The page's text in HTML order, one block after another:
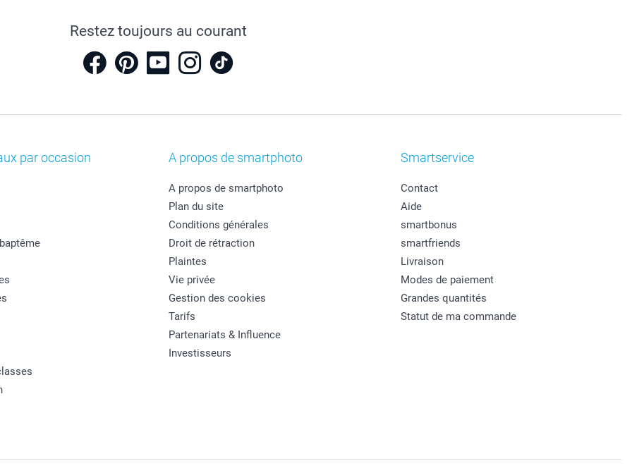
Restez toujours au courant
par occasion A propos de smartphoto
A propos de smartphoto
Plan du site
Conditions générales
Droit de rétraction
Plaintes
Vie privée
Gestion des cookies
Tarifs
Partenariats & Influence
Investisseurs
Smartservice
Contact
Aide
smartbonus
smartfriends
Livraison
Modes de paiement
Grandes quantités
Statut de ma commande